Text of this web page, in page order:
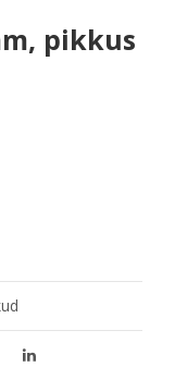
pikkus